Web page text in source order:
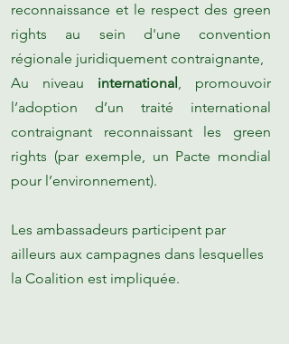
reconnaissance et le respect des green
rights au sein d'une convention
régionale juridiquement contraignante,
Au niveau international, promouvoir
l’adoption d’un traité international
contraignant reconnaissant les green
rights (par exemple, un Pacte mondial
pour l’environnement).
Les ambassadeurs participent par
ailleurs aux campagnes dans lesquelles
la Coalition est impliquée.